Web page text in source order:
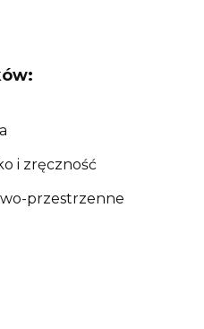
i zręczność
przestrzenne